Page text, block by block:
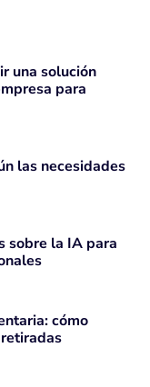
una solución
para
las necesidades
sobre la IA para
cómo